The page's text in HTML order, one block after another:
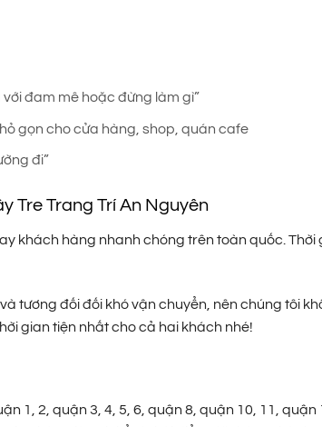
đam mê hoặc đừng làm gì”
gọn cho cửa hàng, shop, quán cafe
đi”
Tre Trang Trí An Nguyên
khách hàng nhanh chóng trên toàn quốc. Thời
tương đối đối khó vận chuyển, nên chúng tôi
gian tiện nhất cho cả hai khách nhé!
1, 2, quận 3, 4, 5, 6, quận 8, quận 10, 11, quận